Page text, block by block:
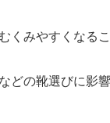
くみやすくなるこ
どの靴選びに影